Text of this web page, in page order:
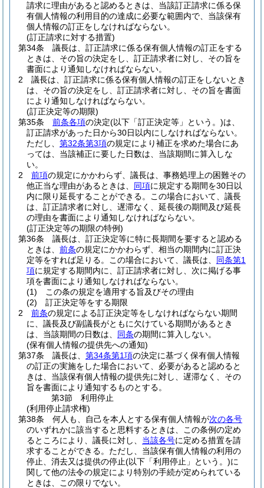
請求に理由があると認めるときは、当該訂正請求に係る保
有個人情報の利用目的の達成に必要な範囲内で、当該保有
個人情報の訂正をしなければならない。
(訂正請求に対する措置)
第34条
議長は、訂正請求に係る保有個人情報の訂正をする
ときは、その旨の決定をし、訂正請求者に対し、その旨を
書面により通知しなければならない。
2
議長は、訂正請求に係る保有個人情報の訂正をしないとき
は、その旨の決定をし、訂正請求者に対し、その旨を書面
により通知しなければならない。
(訂正決定等の期限)
第35条
前条各項の決定(以下「訂正決定等」という。)は、
訂正請求があった日から30日以内にしなければならない。
ただし、 第32条第3項の規定により補正を求めた場合にあ
っては、当該補正に要した日数は、当該期間に算入しな
い。
2
前項の規定にかかわらず、議長は、事務処理上の困難その
他正当な理由があるときは、 同項に規定する期間を30日以
内に限り延長することができる。
この場合において、議長
は、訂正請求者に対し、遅滞なく、延長後の期間及び延長
の理由を書面により通知しなければならない。
(訂正決定等の期限の特例)
第36条
議長は、訂正決定等に特に長期間を要すると認める
ときは、 前条の規定にかかわらず、相当の期間内に訂正決
定等をすれば足りる。
この場合において、議長は、 同条第1
項に規定する期間内に、訂正請求者に対し、次に掲げる事
項を書面により通知しなければならない。
(1)
この条の規定を適用する旨及びその理由
(2)
訂正決定等をする期限
2
前条の規定による訂正決定等をしなければならない期間
に、議長及び副議長がともに欠けている期間があるとき
は、当該期間の日数は、 同条の期間に算入しない。
(保有個人情報の提供先への通知)
第37条
議長は、 第34条第1項の決定に基づく保有個人情報
の訂正の実施をした場合において、必要があると認めると
きは、当該保有個人情報の提供先に対し、遅滞なく、その
旨を書面により通知するものとする。
第3節
利用停止
(利用停止請求権)
第38条
何人も、自己を本人とする保有個人情報が次の各号
のいずれかに該当すると思料するときは、この条例の定め
るところにより、議長に対し、 当該各号に定める措置を請
求することができる。 ただし、当該保有個人情報の利用の
停止、消去又は提供の停止(以下「利用停止」という。)に
関して他の法令の規定により特別の手続が定められている
ときは、この限りでない。